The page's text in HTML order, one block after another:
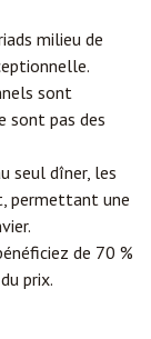
milieu de
sont
sont pas des
seul dîner, les
permettant une
de 70 %
prix.